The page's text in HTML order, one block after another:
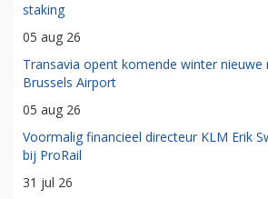
staking
05 aug 26
Transavia opent komende winter
Brussels Airport
05 aug 26
Voormalig financieel directeur KLM Erik
bij ProRail
31 jul 26